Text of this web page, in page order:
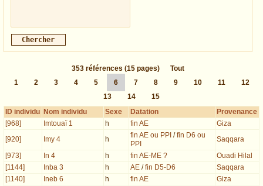
353 références (15 pages)
Tout
1
2 3 4 5 6 7 8 9 10 11
12
13
14
15
ID individu Nom individu Sexe Datation
Provenance
[968]
Imtouaï 1 h fin AE
Giza
[920]
Imy 4 h fin AE ou PPI /fin D6 ou
PPI
Saqqara
[973]
In 4 h fin AE-ME ?
Ouadi Hilal
[1144]
Inba 3 h AE /fin D5-D6
Saqqara
[1140]
Ineb 6 h fin AE
Giza